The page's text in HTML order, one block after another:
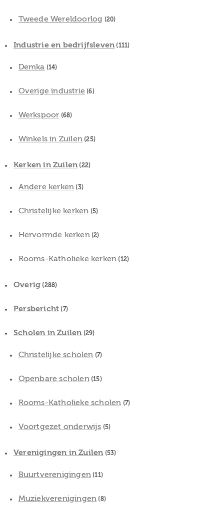
Tweede Wereldoorlog (20)
Industrie en bedrijfsleven (111)
Demka (14)
Overige industrie (6)
Werkspoor (68)
Winkels in Zuilen (25)
Kerken in Zuilen (22)
Andere kerken (3)
Christelijke kerken (5)
Hervormde kerken(2)
Rooms-Katholieke kerken (12)
Overig (288)
Persbericht (7)
Scholen in Zuilen (29)
Christelijke scholen (7)
Openbare scholen(15)
Rooms-Katholieke scholen (7)
Voortgezet onderwijs (5)
Verenigingen in Zuilen (53)
Buurtverenigingen (11)
Muziekverenigingen (8)